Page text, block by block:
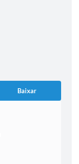
Baixar